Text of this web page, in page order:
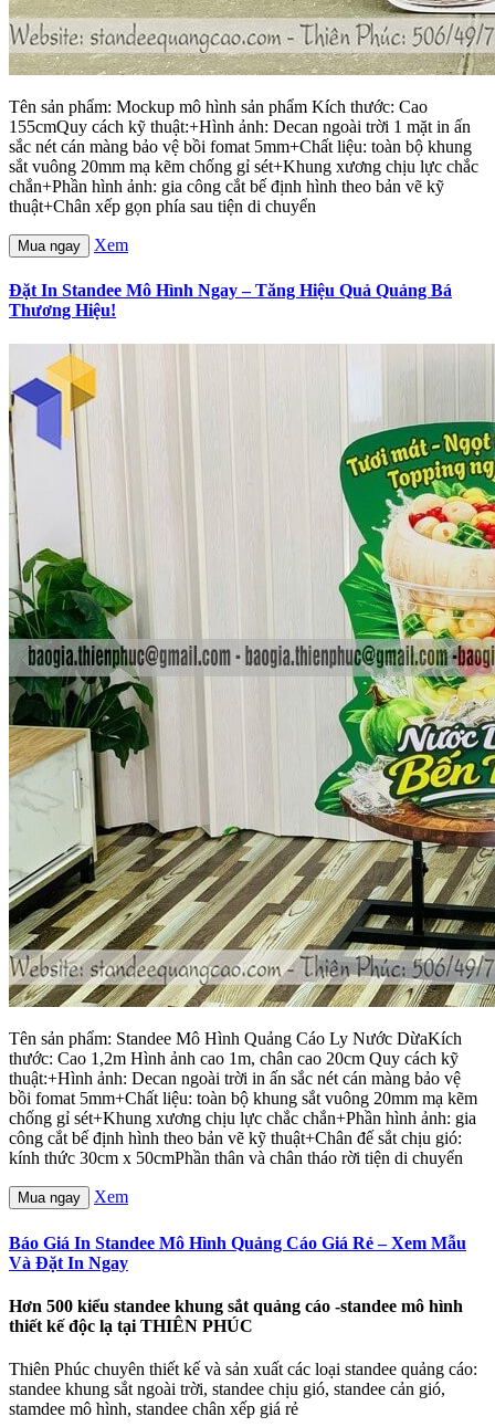
Tên sản phẩm: Mockup mô hình sản phẩm Kích thước: Cao
155cmQuy cách kỹ thuật:+Hình ảnh: Decan ngoài trời 1 mặt in ấn
sắc nét cán màng bảo vệ bồi fomat 5mm+Chất liệu: toàn bộ khung
sắt vuông 20mm mạ kẽm chống gỉ sét+Khung xương chịu lực chắc
chắn+Phần hình ảnh: gia công cắt bế định hình theo bản vẽ kỹ
thuật+Chân xếp gọn phía sau tiện di chuyển
Mua ngay Xem
Đặt In Standee Mô Hình Ngay – Tăng Hiệu Quả Quảng Bá
Thương Hiệu!
Tên sản phẩm: Standee Mô Hình Quảng Cáo Ly Nước DừaKích
thước: Cao 1,2m Hình ảnh cao 1m, chân cao 20cm Quy cách kỹ
thuật:+Hình ảnh: Decan ngoài trời in ấn sắc nét cán màng bảo vệ
bồi fomat 5mm+Chất liệu: toàn bộ khung sắt vuông 20mm mạ kẽm
chống gỉ sét+Khung xương chịu lực chắc chắn+Phần hình ảnh: gia
công cắt bế định hình theo bản vẽ kỹ thuật+Chân đế sắt chịu gió:
kính thức 30cm x 50cmPhần thân và chân tháo rời tiện di chuyển
Mua ngay Xem
Báo Giá In Standee Mô Hình Quảng Cáo Giá Rẻ – Xem Mẫu
Và Đặt In Ngay
Hơn 500 kiểu standee khung sắt quảng cáo -standee mô hình
thiết kế độc lạ tại THIÊN PHÚC
Thiên Phúc chuyên thiết kế và sản xuất các loại standee quảng cáo:
standee khung sắt ngoài trời, standee chịu gió, standee cản gió,
stamdee mô hình, standee chân xếp giá rẻ